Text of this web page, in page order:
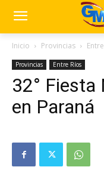
Inicio Provincias
Provincias Entre Ríos
32°
en Paraná